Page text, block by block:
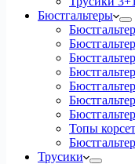
Бюстгальтеры
Топы
Трусики